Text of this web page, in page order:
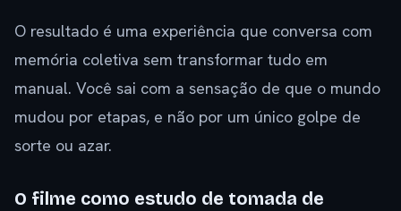
O resultado é uma experiência que conversa com
memória coletiva sem transformar tudo em
manual. Você sai com a sensação de que o mundo
mudou por etapas, e não por um único golpe de
sorte ou azar.
O filme como estudo de tomada de